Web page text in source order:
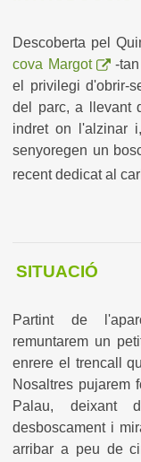
Descoberta pel
cova Margot
-tan
el privilegi d'obrir-
del parc, a llevant
indret on l'alzinar
senyoregen un
recent dedicat al
SITUACIÓ
Partint de
remuntarem un
enrere el trencall
Nosaltres pujarem
Palau, deixant
desboscament i
arribar a peu de